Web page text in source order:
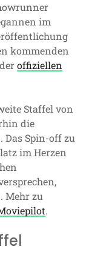
im
kommenden
offiziellen
Staffel von
die
Das Spin-off zu
im Herzen
Mehr zu
.